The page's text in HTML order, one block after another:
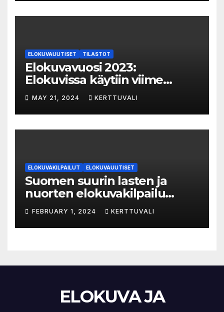
ELOKUVAUUTISET TILASTOT
Elokuvavuosi 2023:
Elokuvissa käytiin viime
vuonna 7,2 miljoonaa kertaa
ympäri Suomen
MAY 21, 2024 KERTTUVALI
ELOKUVAKILPAILUT ELOKUVAUUTISET
Suomen suurin lasten ja
nuorten elokuvakilpailu
alkaa – suojelijana Aki
Kaurismäki
FEBRUARY 1, 2024 KERTTUVALI
ELOKUVA JA